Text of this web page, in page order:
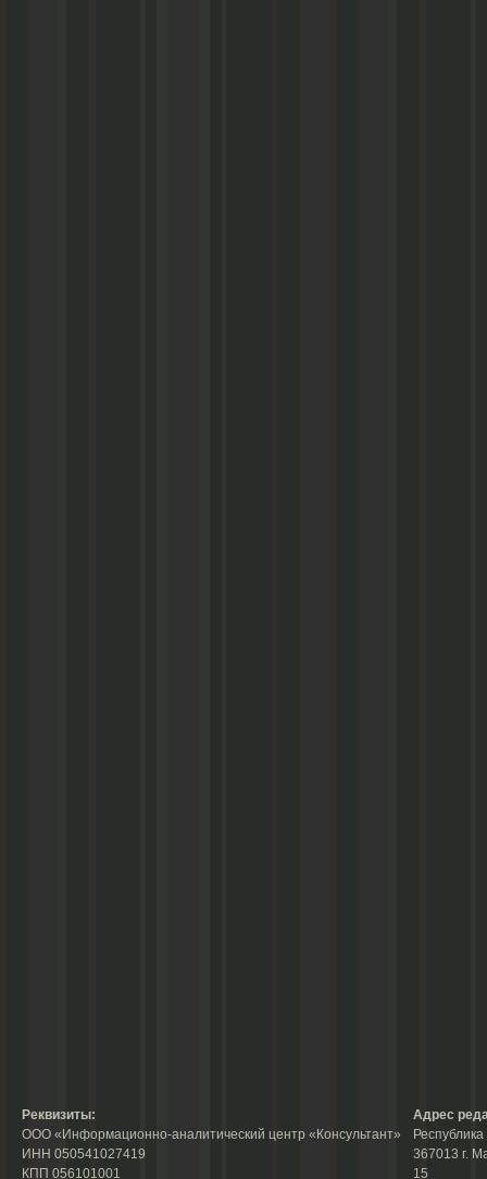
Реквизиты:
ООО «Информационно-аналитический центр «Консультант»
ИНН 050541027419
КПП 056101001
Адрес
367013 г.
15